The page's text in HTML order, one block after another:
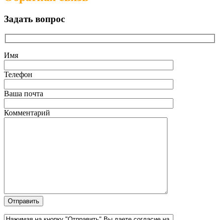
Задать вопрос
Имя
Телефон
Ваша почта
Комментарий